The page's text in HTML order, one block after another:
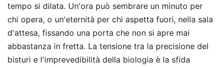
tempo si dilata. Un'ora può sembrare un minuto per
chi opera, o un'eternità per chi aspetta fuori, nella sala
d'attesa, fissando una porta che non si apre mai
abbastanza in fretta. La tensione tra la precisione del
bisturi e l'imprevedibilità della biologia è la sfida